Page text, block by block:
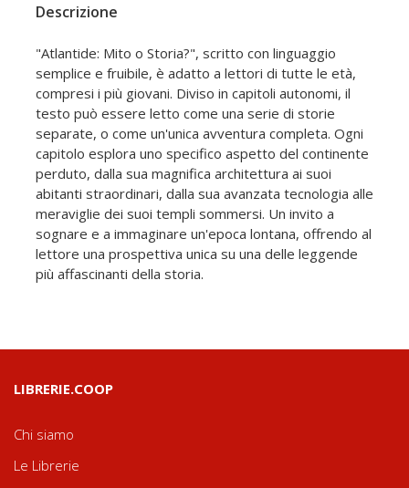
Descrizione
"Atlantide: Mito o Storia?", scritto con linguaggio
semplice e fruibile, è adatto a lettori di tutte le età,
compresi i più giovani. Diviso in capitoli autonomi, il
testo può essere letto come una serie di storie
separate, o come un'unica avventura completa. Ogni
capitolo esplora uno specifico aspetto del continente
perduto, dalla sua magnifica architettura ai suoi
abitanti straordinari, dalla sua avanzata tecnologia alle
meraviglie dei suoi templi sommersi. Un invito a
sognare e a immaginare un'epoca lontana, offrendo al
lettore una prospettiva unica su una delle leggende
più affascinanti della storia.
LIBRERIE.COOP
Chi siamo
Le Librerie